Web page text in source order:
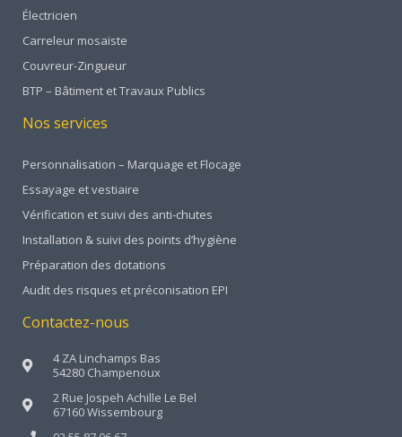
Électricien
Carreleur mosaïste
Couvreur-Zingueur
BTP – Bâtiment et Travaux Publics
Nos services
Personnalisation – Marquage et Flocage
Essayage et vestiaire
Vérification et suivi des anti-chutes
Installation & suivi des points d’hygiène
Préparation des dotations
Audit des risques et préconisation EPI
Contactez-nous
4 ZA Linchamps Bas
54280 Champenoux
2 Rue Jospeh Achille Le Bel
67160 Wissembourg